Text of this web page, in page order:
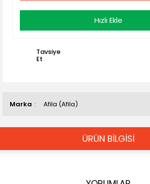
Marka Afila (Afila)
Hızlı Ekle
Tavsiye
Et
ÜRÜN BİLGİSİ